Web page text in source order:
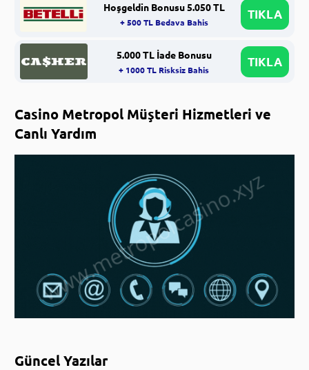
Hoşgeldin Bonusu 5.050 TL
+ 500 TL Bedava Bahis
TIKLA
5.000 TL İade Bonusu
+ 1000 TL Risksiz Bahis
TIKLA
Casino Metropol Müşteri Hizmetleri ve
Canlı Yardım
Güncel Yazılar